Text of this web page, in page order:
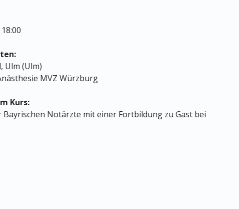
Ulm (Ulm)
MVZ Würzburg
Kurs:
Notärzte mit einer Fortbildung zu Gast bei